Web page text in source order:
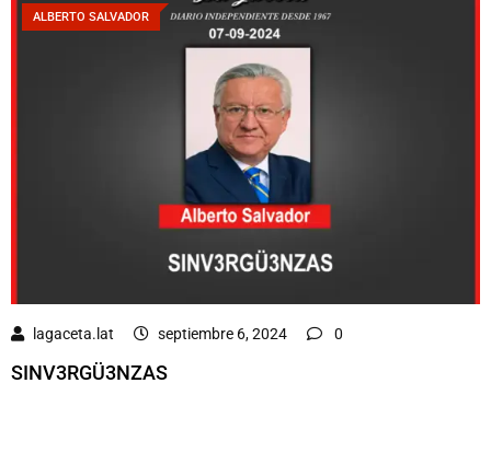
ALBERTO SALVADOR
lagaceta.lat septiembre 6, 2024 0
SINV3RGÜ3NZAS